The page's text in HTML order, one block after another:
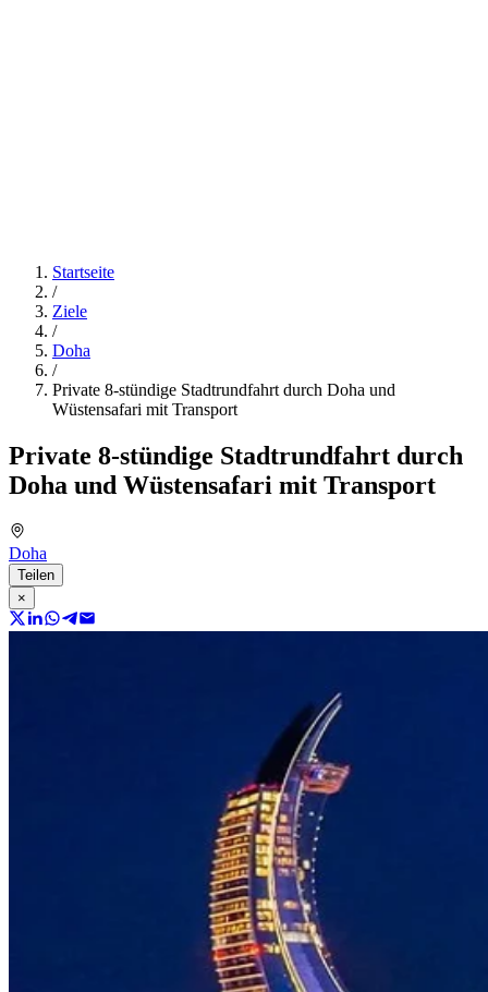
Startseite
/
Ziele
/
Doha
/
Private 8-stündige Stadtrundfahrt durch Doha und
Wüstensafari mit Transport
Private 8-stündige Stadtrundfahrt durch
Doha und Wüstensafari mit Transport
Doha
Teilen
×